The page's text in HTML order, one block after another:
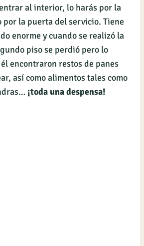
al interior, lo harás por la
por la puerta del servicio. Tiene
enorme y cuando se realizó la
piso se perdió pero lo
encontraron restos de panes
así como alimentos tales como
¡toda una despensa!